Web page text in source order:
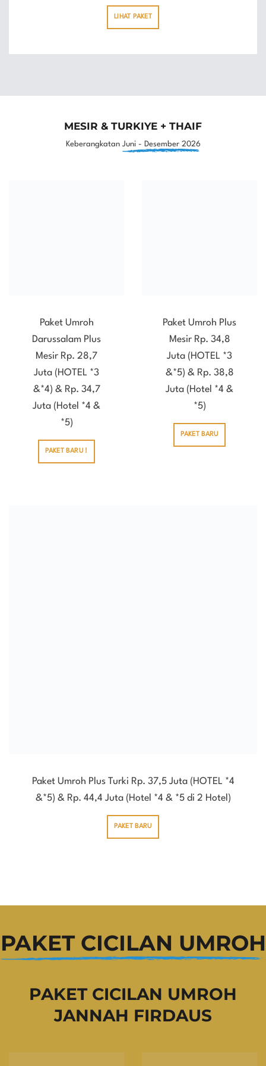
LIHAT PAKET
MESIR & TURKIYE + THAIF
Keberangkatan Juni - Desember 2026
Paket Umroh
Darussalam Plus
Mesir Rp. 28,7
Juta (HOTEL *3
&*4) & Rp. 34,7
Juta (Hotel *4 &
*5)
PAKET BARU !
Paket Umroh Plus
Mesir Rp. 34,8
Juta (HOTEL *3
&*5) & Rp. 38,8
Juta (Hotel *4 &
*5)
PAKET BARU
Paket Umroh Plus Turki Rp. 37,5 Juta (HOTEL *4
&*5) & Rp. 44,4 Juta (Hotel *4 & *5 di 2 Hotel)
PAKET BARU
PAKET CICILAN UMROH
PAKET CICILAN UMROH
JANNAH FIRDAUS